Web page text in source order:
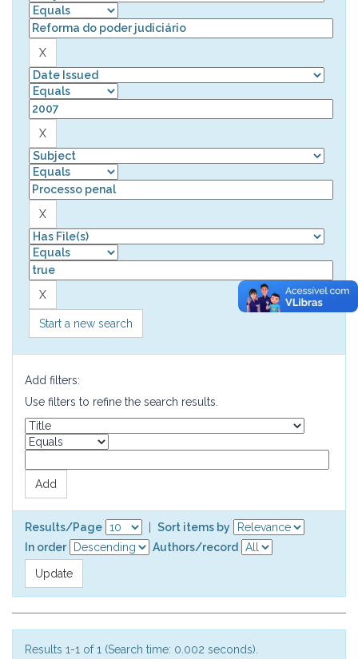
Start a new search
Add filters:
Use filters to refine the search results.
Results/Page
Sort items by
In order
Authors/record
Results 1-1 of 1 (Search time: 0.002 seconds).